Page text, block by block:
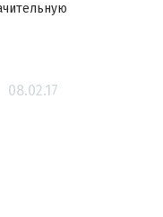
08.02.17